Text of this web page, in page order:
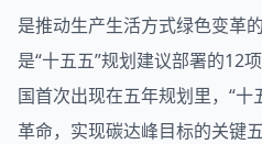
是推动生产生活方式绿色变革
是“十五五”规划建议部署的12
国首次出现在五年规划里，“
革命，实现碳达峰目标的关键